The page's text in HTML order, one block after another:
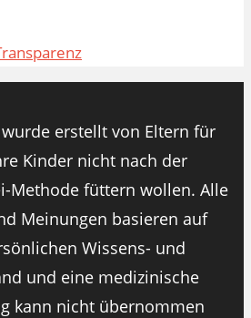
erstellt von Eltern für
Kinder nicht nach der
Methode füttern wollen. Alle
Meinungen basieren auf
Wissens- und
und eine medizinische
kann nicht übernommen